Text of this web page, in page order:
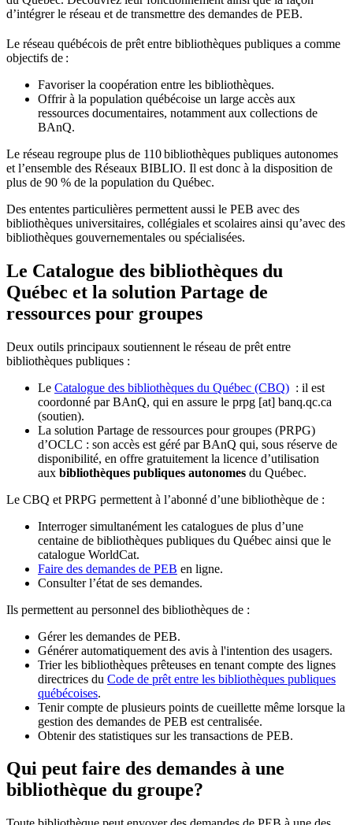
d’intégrer le réseau et de transmettre des demandes de PEB.
Le réseau québécois de prêt entre bibliothèques publiques a comme
objectifs de :
Favoriser la coopération entre les bibliothèques.
Offrir à la population québécoise un large accès aux
ressources documentaires, notamment aux collections de
BAnQ.
Le réseau regroupe plus de 110bibliothèques publiques autonomes
et l’ensemble des Réseaux BIBLIO. Il est donc à la disposition de
plus de 90 % de la population du Québec.
Des ententes particulières permettent aussi le PEB avec des
bibliothèques universitaires, collégiales et scolaires ainsi qu’avec des
bibliothèques gouvernementales ou spécialisées.
Le Catalogue des bibliothèques du
Québec et la solution Partage de
ressources pour groupes
Deux outils principaux soutiennent le réseau de prêt entre
bibliothèques publiques :
Le Catalogue des bibliothèques du Québec (CBQ) : il est
coordonné par BAnQ, qui en assure le prpg [at] banq.qc.ca
(soutien).
La solution Partage de ressources pour groupes (PRPG)
d’OCLC : son accès est géré par BAnQ qui, sous réserve de
disponibilité, en offre gratuitement la licence d’utilisation
aux bibliothèques publiques autonomes du Québec.
Le CBQ et PRPG permettent à l’abonné d’une bibliothèque de :
Interroger simultanément les catalogues de plus d’une
centaine de bibliothèques publiques du Québec ainsi que le
catalogue WorldCat.
Faire des demandes de PEB en ligne.
Consulter l’état de ses demandes.
Ils permettent au personnel des bibliothèques de :
Gérer les demandes de PEB.
Générer automatiquement des avis à l'intention des usagers.
Trier les bibliothèques prêteuses en tenant compte des lignes
directrices du Code de prêt entre les bibliothèques publiques
québécoises.
Tenir compte de plusieurs points de cueillette même lorsque la
gestion des demandes de PEB est centralisée.
Obtenir des statistiques sur les transactions de PEB.
Qui peut faire des demandes à une
bibliothèque du groupe?